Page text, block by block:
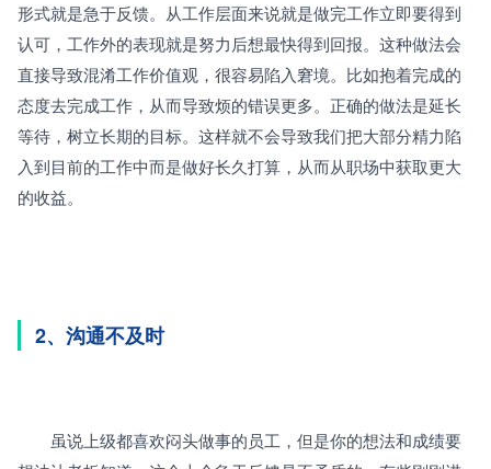
形式就是急于反馈。从工作层面来说就是做完工作立即要得到
认可，工作外的表现就是努力后想最快得到回报。这种做法会
直接导致混淆工作价值观，很容易陷入窘境。比如抱着完成的
态度去完成工作，从而导致烦的错误更多。正确的做法是延长
等待，树立长期的目标。这样就不会导致我们把大部分精力陷
入到目前的工作中而是做好长久打算，从而从职场中获取更大
的收益。
2、沟通不及时
虽说上级都喜欢闷头做事的员工，但是你的想法和成绩要